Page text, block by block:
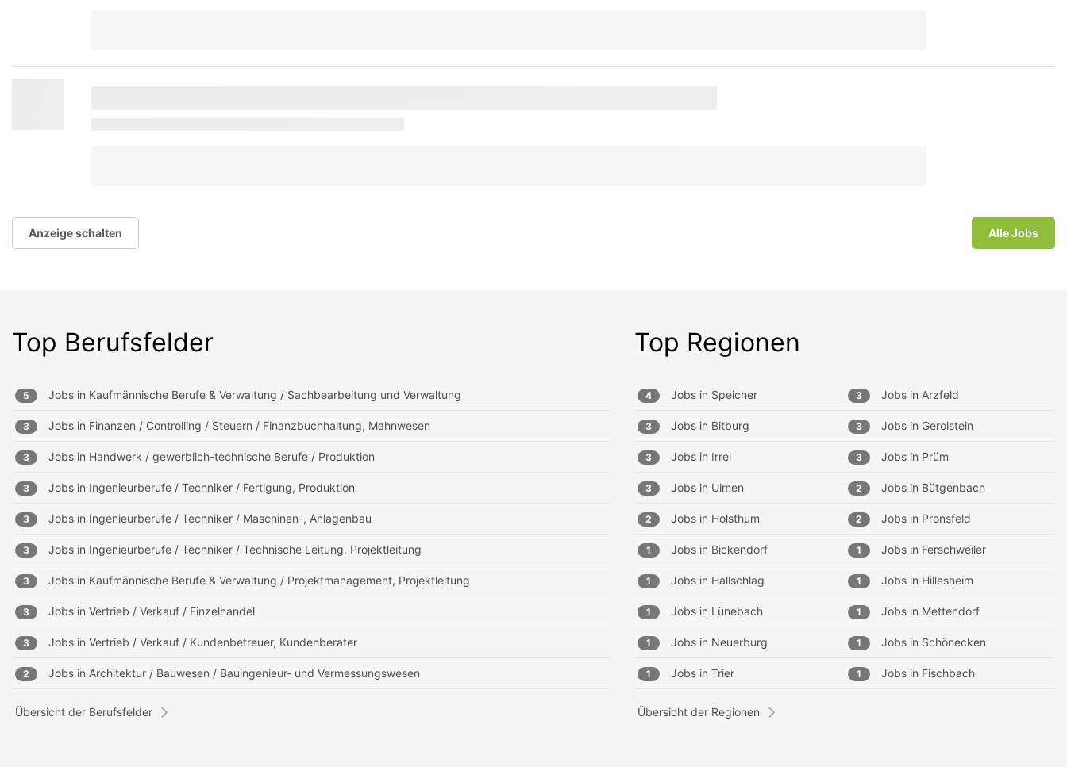
Anzeige schalten Alle Jobs
Top Berufsfelder
5 Jobs in Kaufmännische Berufe & Verwaltung / Sachbearbeitung und Verwaltung
3 Jobs in Finanzen / Controlling / Steuern / Finanzbuchhaltung, Mahnwesen
3 Jobs in Handwerk / gewerblich-technische Berufe / Produktion
3 Jobs in Ingenieurberufe / Techniker / Fertigung, Produktion
3 Jobs in Ingenieurberufe / Techniker / Maschinen-, Anlagenbau
3 Jobs in Ingenieurberufe / Techniker / Technische Leitung, Projektleitung
3 Jobs in Kaufmännische Berufe & Verwaltung / Projektmanagement, Projektleitung
3 Jobs in Vertrieb / Verkauf / Einzelhandel
3 Jobs in Vertrieb / Verkauf / Kundenbetreuer, Kundenberater
2 Jobs in Architektur / Bauwesen / Bauingenieur- und Vermessungswesen
Übersicht der Berufsfelder
Top Regionen
4 Jobs in Speicher 3 Jobs in Arzfeld
3 Jobs in Bitburg 3 Jobs in Gerolstein
3 Jobs in Irrel 3 Jobs in Prüm
3 Jobs in Ulmen 2 Jobs in Bütgenbach
2 Jobs in Holsthum 2 Jobs in Pronsfeld
1 Jobs in Bickendorf 1 Jobs in Ferschweiler
1 Jobs in Hallschlag 1 Jobs in Hillesheim
1 Jobs in Lünebach 1 Jobs in Mettendorf
1 Jobs in Neuerburg 1 Jobs in Schönecken
1 Jobs in Trier 1 Jobs in Fischbach
Übersicht der Regionen